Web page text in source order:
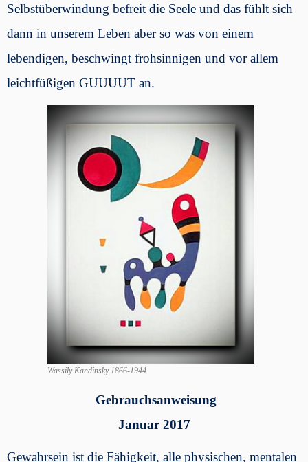
Selbstüberwindung befreit die Seele und das fühlt sich
dann in unserem Leben aber so was von einem
lebendigen, beschwingt frohsinnigen und vor allem
leichtfüßigen GUUUUT an.
Wassily Kandinsky 1866-1944
Gebrauchsanweisung
Januar 2017
Gewahrsein ist die Fähigkeit, alle physischen, mentalen